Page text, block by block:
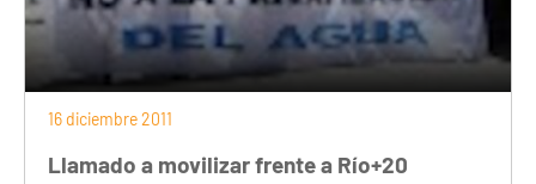
16 diciembre 2011
Llamado a movilizar frente a Río+20